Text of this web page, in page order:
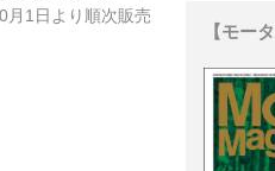
月1日より順次販売
【モー